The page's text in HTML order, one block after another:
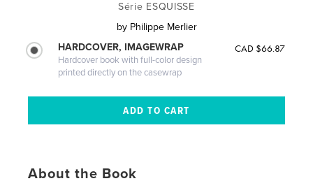
Série ESQUISSE
by Philippe Merlier
HARDCOVER, IMAGEWRAP
Hardcover book with full-color design
printed directly on the casewrap
CAD $66.87
About the Book